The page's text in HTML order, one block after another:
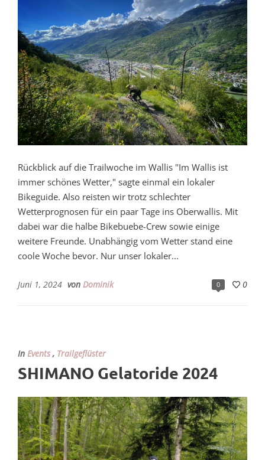
Rückblick auf die Trailwoche im Wallis "Im Wallis ist
immer schönes Wetter," sagte einmal ein lokaler
Bikeguide. Also reisten wir trotz schlechter
Wetterprognosen für ein paar Tage ins Oberwallis. Mit
dabei war die halbe Bikebuebe-Crew sowie einige
weitere Freunde. Unabhängig vom Wetter stand eine
coole Woche bevor. Nur unser lokaler...
0 0
Juni 1, 2024 von Dominik
In Events , Trailgeflüster
SHIMANO Gelatoride 2024